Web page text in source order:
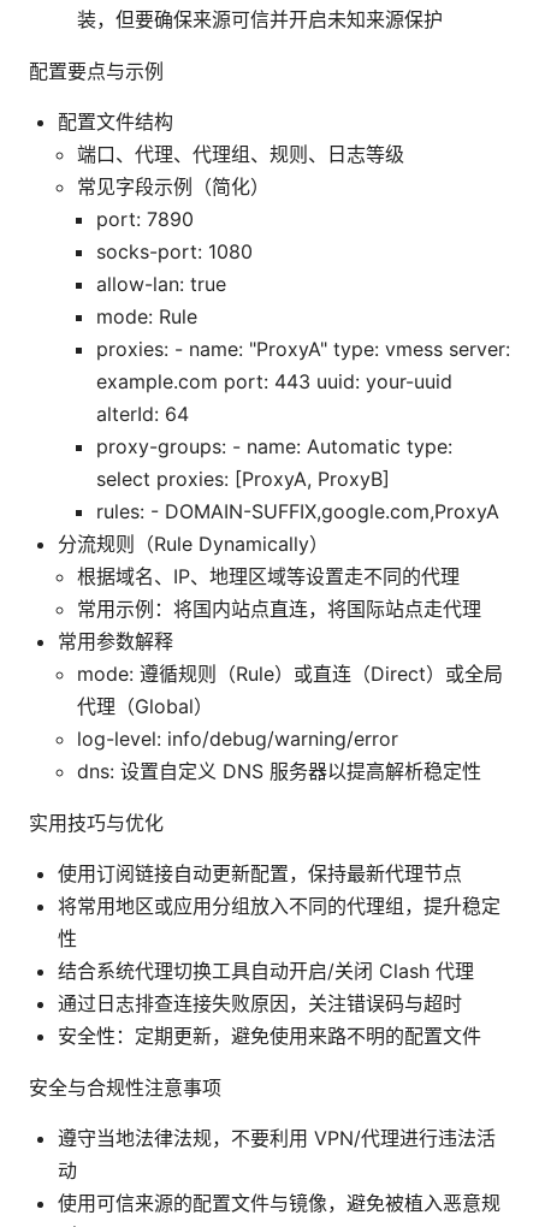
装，但要确保来源可信并开启未知来源保护
配置要点与示例
配置文件结构
端口、代理、代理组、规则、日志等级
常见字段示例（简化）
port: 7890
socks-port: 1080
allow-lan: true
mode: Rule
proxies: - name: "ProxyA" type: vmess server:
example.com port: 443 uuid: your-uuid
alterId: 64
proxy-groups: - name: Automatic type:
select proxies: [ProxyA, ProxyB]
rules: - DOMAIN-SUFFIX,google.com,ProxyA
分流规则（Rule Dynamically）
根据域名、IP、地理区域等设置走不同的代理
常用示例：将国内站点直连，将国际站点走代理
常用参数解释
mode: 遵循规则（Rule）或直连（Direct）或全局
代理（Global）
log-level: info/debug/warning/error
dns: 设置自定义 DNS 服务器以提高解析稳定性
实用技巧与优化
使用订阅链接自动更新配置，保持最新代理节点
将常用地区或应用分组放入不同的代理组，提升稳定
性
结合系统代理切换工具自动开启/关闭 Clash 代理
通过日志排查连接失败原因，关注错误码与超时
安全性：定期更新，避免使用来路不明的配置文件
安全与合规性注意事项
遵守当地法律法规，不要利用 VPN/代理进行违法活
动
使用可信来源的配置文件与镜像，避免被植入恶意规